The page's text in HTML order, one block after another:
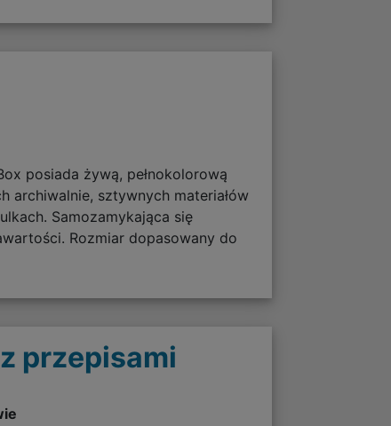
posiada żywą, pełnokolorową
archiwalnie, sztywnych materiałów
Samozamykająca się
Rozmiar dopasowany do
przepisami